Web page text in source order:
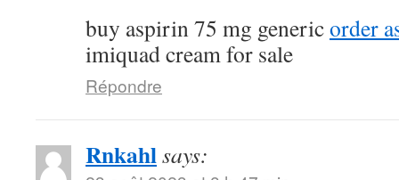
buy aspirin 75 mg genericorder
imiquad cream for sale
Répondre
Rnkahlsays: